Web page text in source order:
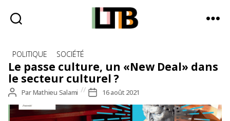
Bag
-
Média
d'information
quotidienne
Catégories
POLITIQUE SOCIÉTÉ
Le passe culture, un «New Deal» dans
le secteur culturel ?
Auteur
de
l’article
ParMathieu Salami
Date
de
l’article
16 août 2021